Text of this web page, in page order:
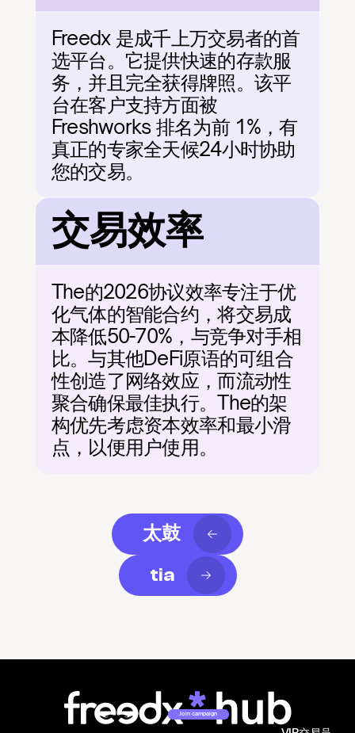
Freedx 是成千上万交易者的首
选平台。它提供快速的存款服
务，并且完全获得牌照。该平
台在客户支持方面被
Freshworks 排名为前 1%，有
真正的专家全天候24小时协助
您的交易。
交易效率
The的2026协议效率专注于优
化气体的智能合约，将交易成
本降低50-70%，与竞争对手相
比。与其他DeFi原语的可组合
性创造了网络效应，而流动性
聚合确保最佳执行。The的架
构优先考虑资本效率和最小滑
点，以便用户使用。
太鼓
tia
Join campaign